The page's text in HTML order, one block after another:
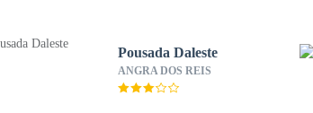
Pousada Daleste
ANGRA DOS REIS